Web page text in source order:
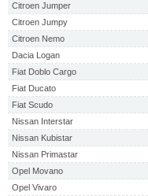
Citroen Jumper
Citroen Jumpy
Citroen Nemo
Dacia Logan
Fiat Doblo Cargo
Fiat Ducato
Fiat Scudo
Nissan Interstar
Nissan Kubistar
Nissan Primastar
Opel Movano
Opel Vivaro